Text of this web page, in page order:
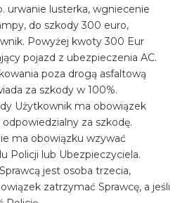
urwanie lusterka, wgniecenie
do szkody 300 euro,
Powyżej kwoty 300 Eur
pojazd z ubezpieczenia AC.
poza drogą asfaltową
za szkody w 100%.
Użytkownik ma obowiązek
za szkodę.
ma obowiązku wzywać
Policji lub Ubezpieczyciela.
jest osoba trzecia,
zatrzymać Sprawcę, a jeśli